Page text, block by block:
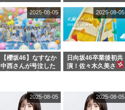
れで事務所に所属し
ているのは... おひさ
まの反応がこちら
【櫻坂46】なすなか
中西さんが号泣した
2025-08-05
日向坂46卒業後初共
演！佐々木久美さ
結果･･･【激レアさ
んを連れてきた。】
2025-08-05
2025-08-05 2025-08-05